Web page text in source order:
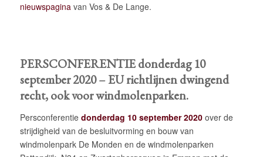
nieuwspaginavan Vos & De Lange.
PERSCONFERENTIE donderdag 10
september 2020 – EU richtlijnen dwingend
recht, ook voor windmolenparken.
Persconferentie donderdag 10 september 2020over de
strijdigheid van de besluitvorming en bouw van
windmolenpark De Monden en de windmolenparken